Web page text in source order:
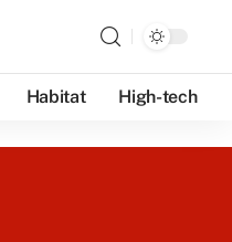
Habitat High-tech